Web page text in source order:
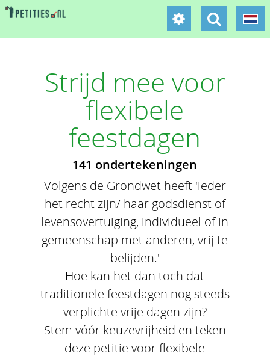
Strijd mee voor
flexibele
feestdagen
141 ondertekeningen
Volgens de Grondwet heeft 'ieder
het recht zijn/ haar godsdienst of
levensovertuiging, individueel of in
gemeenschap met anderen, vrij te
belijden.'
Hoe kan het dan toch dat
traditionele feestdagen nog steeds
verplichte vrije dagen zijn?
Stem vóór keuzevrijheid en teken
deze petitie voor flexibele